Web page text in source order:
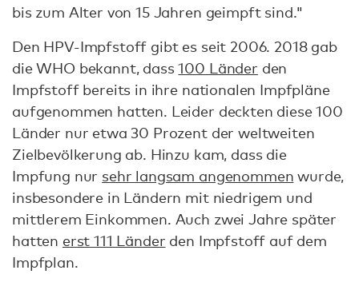
bis zum Alter von 15 Jahren geimpft sind."
Den HPV-Impfstoff gibt es seit 2006. 2018 gab
die WHO bekannt, dass100 Länder den
Impfstoff bereits in ihre nationalen Impfpläne
aufgenommen hatten. Leider deckten diese 100
Länder nur etwa 30 Prozent der weltweiten
Zielbevölkerung ab. Hinzu kam, dass die
Impfung nur sehr langsam angenommen wurde,
insbesondere in Ländern mit niedrigem und
mittlerem Einkommen. Auch zwei Jahre später
hatten erst 111 Länder den Impfstoff auf dem
Impfplan.